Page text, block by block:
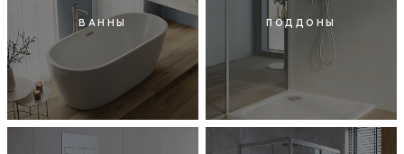
ВАННЫ ПОДДОНЫ